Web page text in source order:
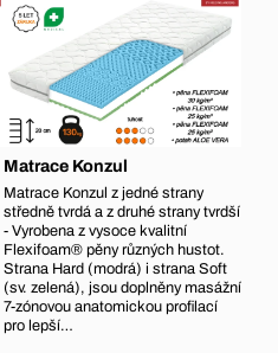
Matrace Konzul
Matrace Konzul z jedné strany
středně tvrdá a z druhé strany tvrdší
- Vyrobena z vysoce kvalitní
Flexifoam® pěny různých hustot.
Strana Hard (modrá) i strana Soft
(sv. zelená), jsou doplněny masážní
7-zónovou anatomickou profilací
pro lepší…